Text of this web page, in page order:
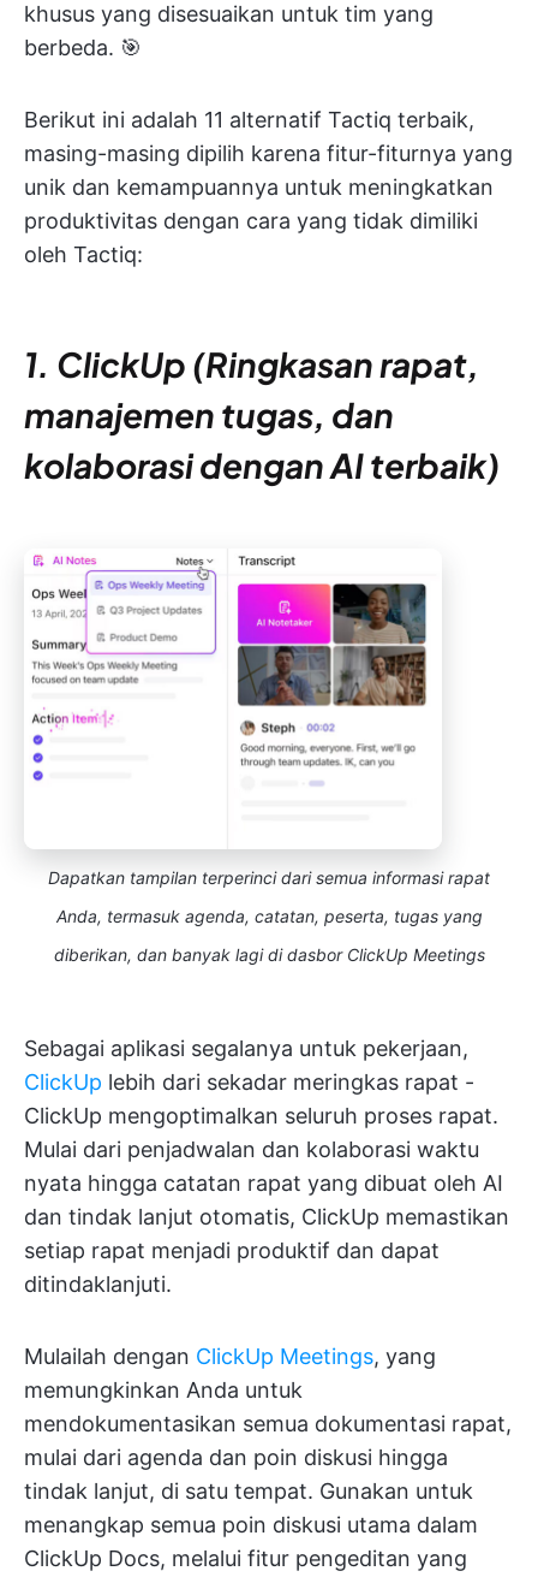
khusus yang disesuaikan untuk tim yang
berbeda. 🎯
Berikut ini adalah 11 alternatif Tactiq terbaik,
masing-masing dipilih karena fitur-fiturnya yang
unik dan kemampuannya untuk meningkatkan
produktivitas dengan cara yang tidak dimiliki
oleh Tactiq:
1. ClickUp (Ringkasan rapat,
manajemen tugas, dan
kolaborasi dengan AI terbaik)
Dapatkan tampilan terperinci dari semua informasi rapat
Anda, termasuk agenda, catatan, peserta, tugas yang
diberikan, dan banyak lagi di dasbor ClickUp Meetings
Sebagai aplikasi segalanya untuk pekerjaan,
ClickUp lebih dari sekadar meringkas rapat -
ClickUp mengoptimalkan seluruh proses rapat.
Mulai dari penjadwalan dan kolaborasi waktu
nyata hingga catatan rapat yang dibuat oleh AI
dan tindak lanjut otomatis, ClickUp memastikan
setiap rapat menjadi produktif dan dapat
ditindaklanjuti.
Mulailah dengan ClickUp Meetings, yang
memungkinkan Anda untuk
mendokumentasikan semua dokumentasi rapat,
mulai dari agenda dan poin diskusi hingga
tindak lanjut, di satu tempat. Gunakan untuk
menangkap semua poin diskusi utama dalam
ClickUp Docs, melalui fitur pengeditan yang